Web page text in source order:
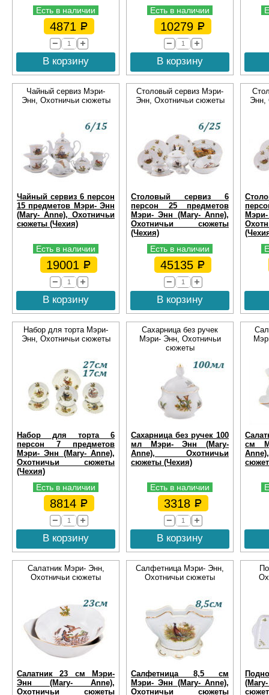
Есть в наличии
4871
В корзину
Есть в наличии
10279
В корзину
Чайный сервиз Мэри-
Энн, Охотничьи сюжеты
Чайный сервиз 6 персон
15 предметов Мэри- Энн
(Mary- Anne), Охотничьи
сюжеты (Чехия)
Есть в наличии
19001
В корзину
Столовый сервиз Мэри-
Энн, Охотничьи сюжеты
Столовый сервиз 6
персон 25 предметов
Мэри- Энн (Mary- Anne),
Охотничьи сюжеты
(Чехия)
Есть в наличии
45135
В корзину
Энн,
Набор для торта Мэри-
Энн, Охотничьи сюжеты
Набор для торта 6
персон 7 предметов
Мэри- Энн (Mary- Anne),
Охотничьи сюжеты
(Чехия)
Есть в наличии
8814
В корзину
Сахарница без ручек
Мэри- Энн, Охотничьи
сюжеты
Сахарница без ручек 100
мл Мэри- Энн (Mary-
Anne), Охотничьи
сюжеты (Чехия)
Есть в наличии
3318
В корзину
см
Салатник Мэри- Энн,
Охотничьи сюжеты
Салатник 23 см Мэри-
Энн (Mary- Anne),
Охотничьи сюжеты
Салфетница Мэри- Энн,
Охотничьи сюжеты
Салфетница 8,5 см
Мэри- Энн (Mary- Anne),
Охотничьи сюжеты